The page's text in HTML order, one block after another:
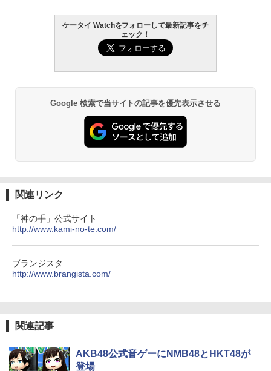
ケータイ Watchをフォローして最新記事をチ
ェック！
Google 検索で当サイトの記事を優先表示させる
関連リンク
「神の手」公式サイト
http://www.kami-no-te.com/
ブランジスタ
http://www.brangista.com/
関連記事
AKB48公式音ゲーにNMB48とHKT48が
登場